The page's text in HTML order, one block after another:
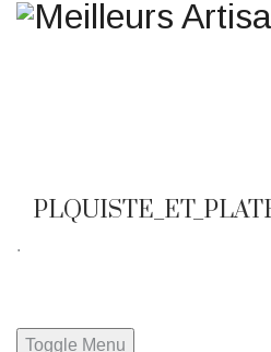
.
Toggle Menu
Une question ? Un